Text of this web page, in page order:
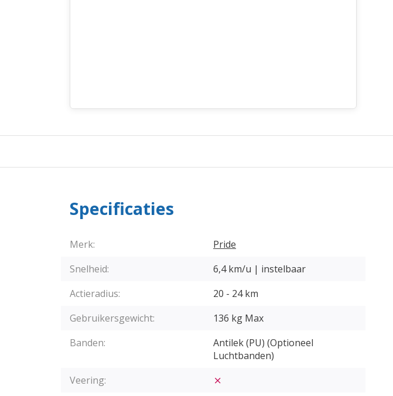
Specificaties
Merk:
Pride
Snelheid:
6,4 km/u | instelbaar
Actieradius:
20 - 24 km
Gebruikersgewicht:
136 kg Max
Banden:
Antilek (PU) (Optioneel
Luchtbanden)
Veering: